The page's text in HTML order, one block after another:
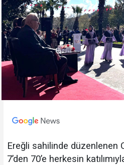
Ereğli sahilinde düzenlenen
7’den 70’e herkesin